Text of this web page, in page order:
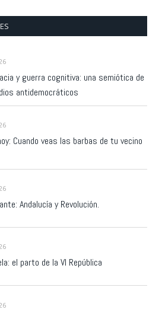
y guerra cognitiva: una semiótica de
antidemocráticos
Cuando veas las barbas de tu vecino
Andalucía y Revolución.
el parto de la VI República